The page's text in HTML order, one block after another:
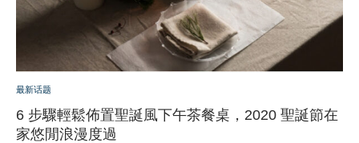
最新话题
6 步驟輕鬆佈置聖誕風下午茶餐桌，2020 聖誕節在
家悠閒浪漫度過